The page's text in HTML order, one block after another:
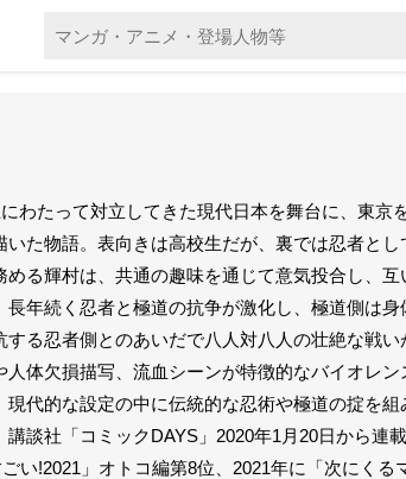
わたって対立してきた現代日本を舞台に、東京
た物語。表向きは高校生だが、裏では忍者と
る輝村は、共通の趣味を通じて意気投合し、
年続く忍者と極道の抗争が激化し、極道側は
る忍者側とのあいだで八人対八人の壮絶な戦
体欠損描写、流血シーンが特徴的なバイオレ
代的な設定の中に伝統的な忍術や極道の掟を
談社「コミックDAYS」2020年1月20日から連
い!2021」オトコ編第8位、2021年に「次にくる